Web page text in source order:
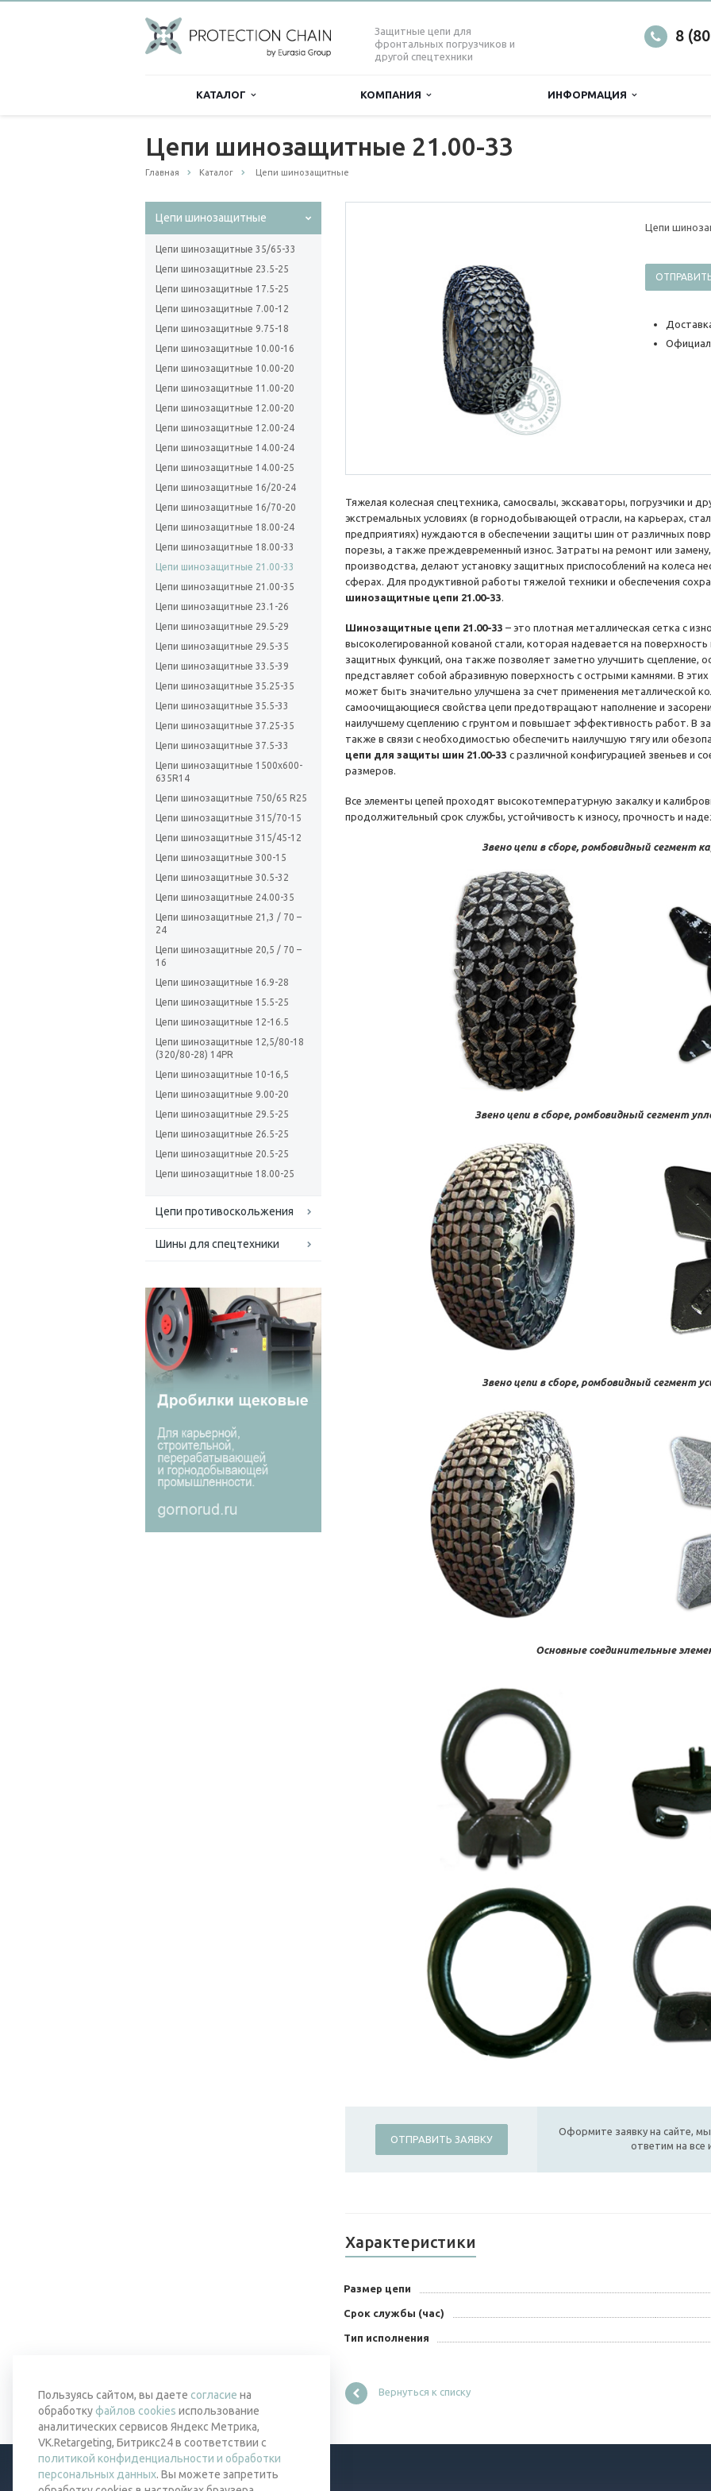
Защитные цепи для
фронтальных погрузчиков и
другой спецтехники
8
КАТАЛОГ КОМПАНИЯ ИНФОРМАЦИЯ
Цепи шинозащитные 21.00-33
Главная Каталог Цепи шинозащитные
Цепи шинозащитные
Цепи шинозащитные 35/65-33
Цепи шинозащитные 23.5-25
Цепи шинозащитные 17.5-25
Цепи шинозащитные 7.00-12
Цепи шинозащитные 9.75-18
Цепи шинозащитные 10.00-16
Цепи шинозащитные 10.00-20
Цепи шинозащитные 11.00-20
Цепи шинозащитные 12.00-20
Цепи шинозащитные 12.00-24
Цепи шинозащитные 14.00-24
Цепи шинозащитные 14.00-25
Цепи шинозащитные 16/20-24
Цепи шинозащитные 16/70-20
Цепи шинозащитные 18.00-24
Цепи шинозащитные 18.00-33
Цепи шинозащитные 21.00-33
Цепи шинозащитные 21.00-35
Цепи шинозащитные 23.1-26
Цепи шинозащитные 29.5-29
Цепи шинозащитные 29.5-35
Цепи шинозащитные 33.5-39
Цепи шинозащитные 35.25-35
Цепи шинозащитные 35.5-33
Цепи шинозащитные 37.25-35
Цепи шинозащитные 37.5-33
Цепи шинозащитные 1500х600-
635R14
Цепи шинозащитные 750/65 R25
Цепи шинозащитные 315/70-15
Цепи шинозащитные 315/45-12
Цепи шинозащитные 300-15
Цепи шинозащитные 30.5-32
Цепи шинозащитные 24.00-35
Цепи шинозащитные 21,3 / 70 –
24
Цепи шинозащитные 20,5 / 70 –
16
Цепи шинозащитные 16.9-28
Цепи шинозащитные 15.5-25
Цепи шинозащитные 12-16.5
Цепи шинозащитные 12,5/80-18
(320/80-28) 14PR
Цепи шинозащитные 10-16,5
Цепи шинозащитные 9.00-20
Цепи шинозащитные 29.5-25
Цепи шинозащитные 26.5-25
Цепи шинозащитные 20.5-25
Цепи шинозащитные 18.00-25
Цепи противоскольжения
Шины для спецтехники
Цепи
Тяжелая колесная спецтехника, самосвалы, экскаваторы, погрузчики и
экстремальных условиях (в горнодобывающей отрасли, на карьерах,
предприятиях) нуждаются в обеспечении защиты шин от различных
порезы, а также преждевременный износ. Затраты на ремонт или
производства, делают установку защитных приспособлений на колеса
сферах. Для продуктивной работы тяжелой техники и обеспечения
шинозащитные цепи 21.00-33.
Шинозащитные цепи 21.00-33 – это плотная металлическая сетка с
высоколегированной кованой стали, которая надевается на
защитных функций, она также позволяет заметно улучшить сцепление,
представляет собой абразивную поверхность с острыми камнями. В
может быть значительно улучшена за счет применения металлической
самоочищающиеся свойства цепи предотвращают наполнение и
наилучшему сцеплению с грунтом и повышает эффективность работ. В
также в связи с необходимостью обеспечить наилучшую тягу или
цепи для защиты шин 21.00-33 с различной конфигурацией звеньев и
размеров.
Все элементы цепей проходят высокотемпературную закалку и
продолжительный срок службы, устойчивость к износу, прочность и
Звено цепи в сборе, ромбовидный сегмент
Звено цепи в сборе, ромбовидный сегмент
Звено цепи в сборе, ромбовидный сегмент
Основные соединительные
ОТПРАВИТЬ ЗАЯВКУ
Оформите заявку на сайте,
ответим на все
Характеристики
Размер цепи
Срок службы (час)
Тип исполнения
Вернуться к списку
Пользуясь сайтом, вы даете согласие на
обработку файлов cookies использование
аналитических сервисов Яндекс Метрика,
VK.Retargeting, Битрикс24 в соответствии с
политикой конфиденциальности и обработки
персональных данных. Вы можете запретить